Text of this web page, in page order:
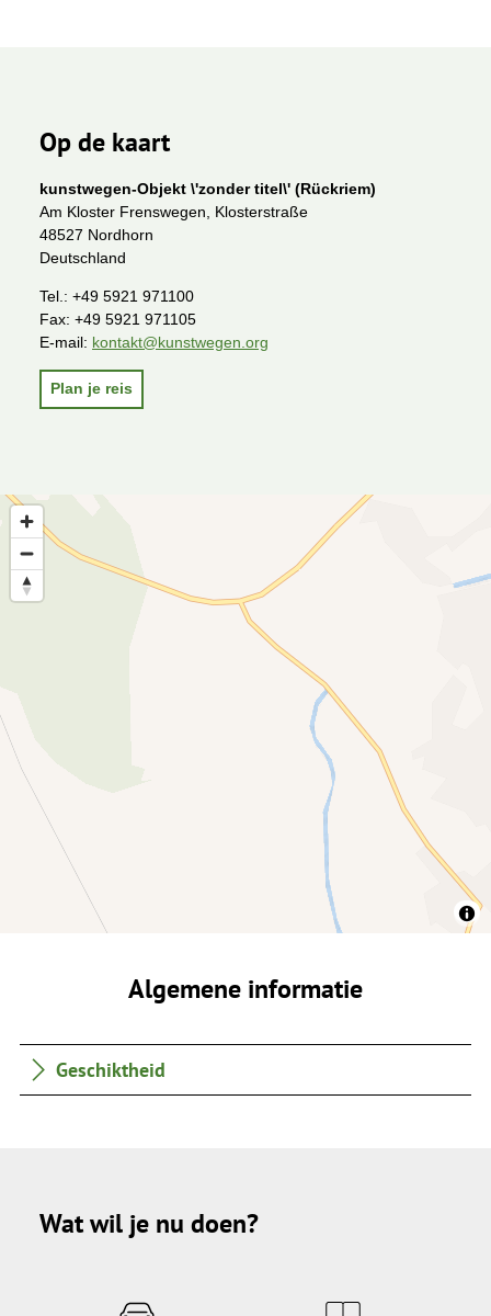
Op de kaart
kunstwegen-Objekt \'zonder titel\' (Rückriem)
Am Kloster Frenswegen, Klosterstraße
48527 Nordhorn
Deutschland
Tel.: +49 5921 971100
Fax: +49 5921 971105
E-mail: kontakt@kunstwegen.org
Plan je reis
Algemene informatie
Geschiktheid
Wat wil je nu doen?